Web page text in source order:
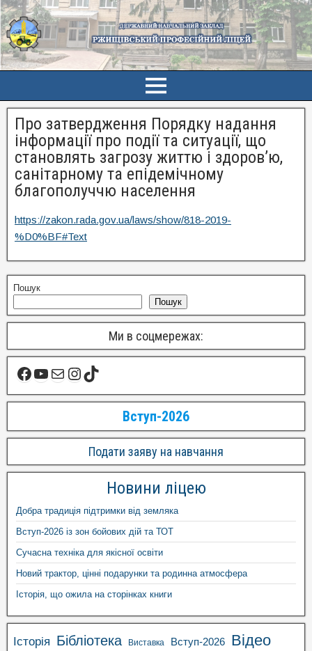
Про затвердження Порядку надання
інформації про події та ситуації, що
становлять загрозу життю і здоров’ю,
санітарному та епідемічному
благополуччю населення
https://zakon.rada.gov.ua/laws/show/818-2019-
%D0%BF#Text
Пошук
Пошук
Ми в соцмережах:
Вступ-2026
Подати заяву на навчання
Новини ліцею
Добра традиція підтримки від земляка
Вступ-2026 із зон бойових дій та ТОТ
Сучасна техніка для якісної освіти
Новий трактор, цінні подарунки та родинна атмосфера
Історія, що ожила на сторінках книги
Історія Бібліотека Виставка Вступ-2026 Відео